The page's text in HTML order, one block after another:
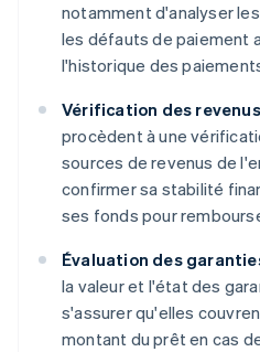
notamment d'analyser
les défauts de paiement
l'historique des
Vérification des
procèdent à une
sources de revenus de
confirmer sa stabilité
ses fonds pour
Évaluation des
la valeur et l'état des
s'assurer qu'elles
montant du prêt en cas